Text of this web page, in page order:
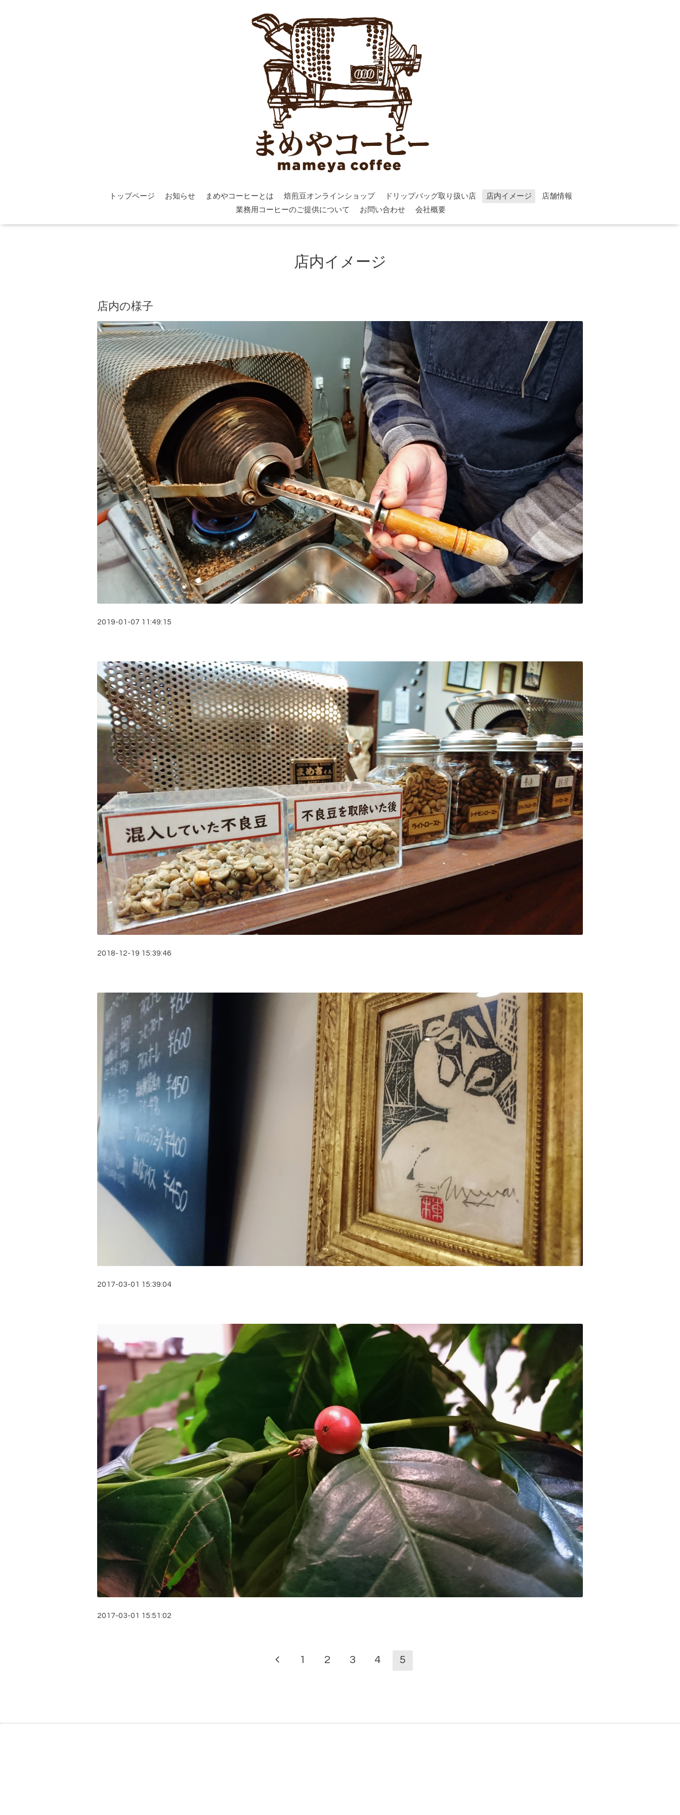
トップページ お知らせ まめやコーヒーとは 焙煎豆オンラインショップ ドリップバッグ取り扱い店 店内イメージ
店舗情報
業務用コーヒーのご提供について
お問い合わせ 会社概要
店内イメージ
店内の様子
2019-01-07 11:49:15
2018-12-19 15:39:46
2017-03-01 15:39:04
2017-03-01 15:51:02
1 2 3 4 5